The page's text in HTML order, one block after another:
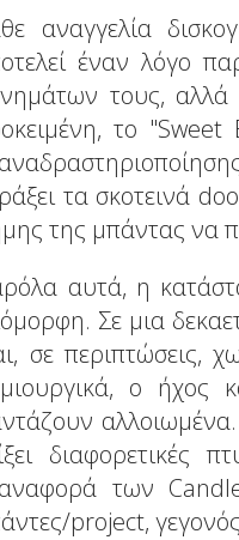
αναγγελία
έναν λόγο
τους,
το
τα σκοτεινά
της μπάντας να
αυτά, η
Σε μια
σε περιπτώσεις,
ο ήχος
των
project,